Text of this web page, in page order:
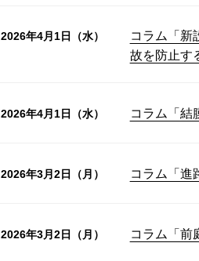
2026年4月1日（水）
コラム「新
故を防止す
2026年4月1日（水） コラム「結
2026年3月2日（月） コラム「進
2026年3月2日（月） コラム「前